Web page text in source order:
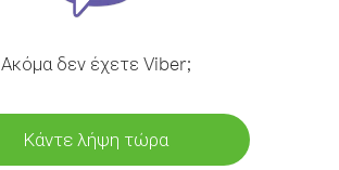
Ακόμα δεν έχετε Viber;
Κάντε λήψη τώρα